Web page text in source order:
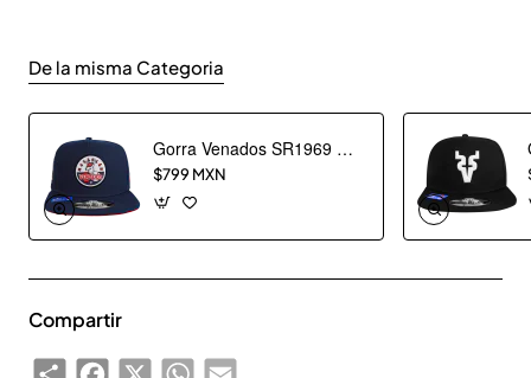
De la misma Categoria
Gorra Venados SR1969 Marino Escudo
$799 MXN
Compartir
ShareFacebook
X WhatsAppEmail